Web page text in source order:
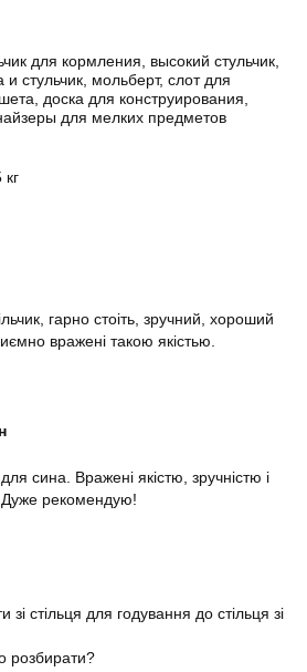
для кормления, высокий стульчик,
и стульчик, мольберт, слот для
доска для конструирования,
для мелких предметов
кг
гарно стоіть, зручний, хороший
вражені такою якістью.
сина. Вражені якістю, зручністю і
Дуже рекомендую!
стільця для годування до стільця зі
розбирати?